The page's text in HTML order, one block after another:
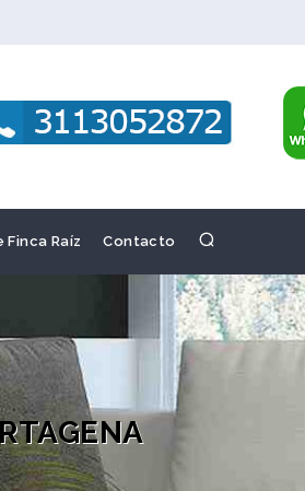
Finca Raíz Contacto